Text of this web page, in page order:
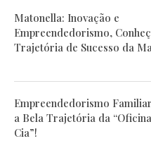
Matonella: Inovação e
Empreendedorismo,
Trajetória de Sucesso da
Empreendedorismo
a Bela Trajetória da
Cia”!